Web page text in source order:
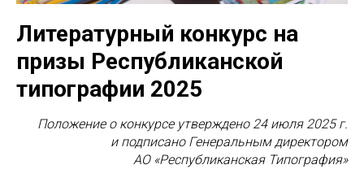
Литературный конкурс на
призы Республиканской
типографии 2025
Положение о конкурсе утверждено 24 июля 2025 г.
и подписано Генеральным директором
АО «Республиканская Типография»